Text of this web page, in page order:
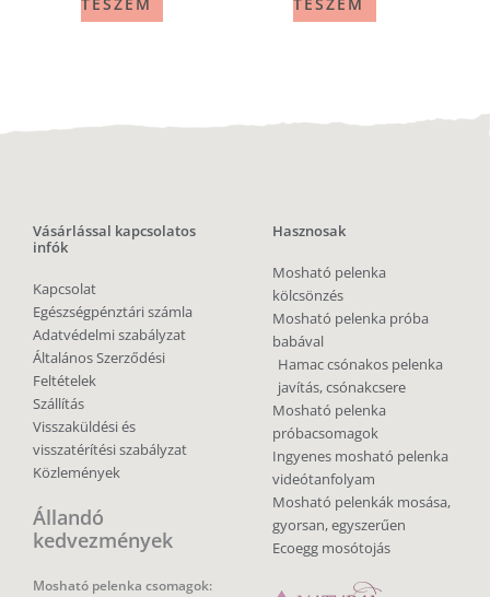
Vásárlással kapcsolatos
infók
Kapcsolat
Egészségpénztári számla
Adatvédelmi szabályzat
Általános Szerződési
Feltételek
Szállítás
Visszaküldési és
visszatérítési szabályzat
Közlemények
Állandó
kedvezmények
Mosható pelenka csomagok:
Hasznosak
Mosható pelenka
kölcsönzés
Mosható pelenka próba
babával
Hamac csónakos pelenka
javítás, csónakcsere
Mosható pelenka
próbacsomagok
Ingyenes mosható pelenka
videótanfolyam
Mosható pelenkák mosása,
gyorsan, egyszerűen
Ecoegg mosótojás